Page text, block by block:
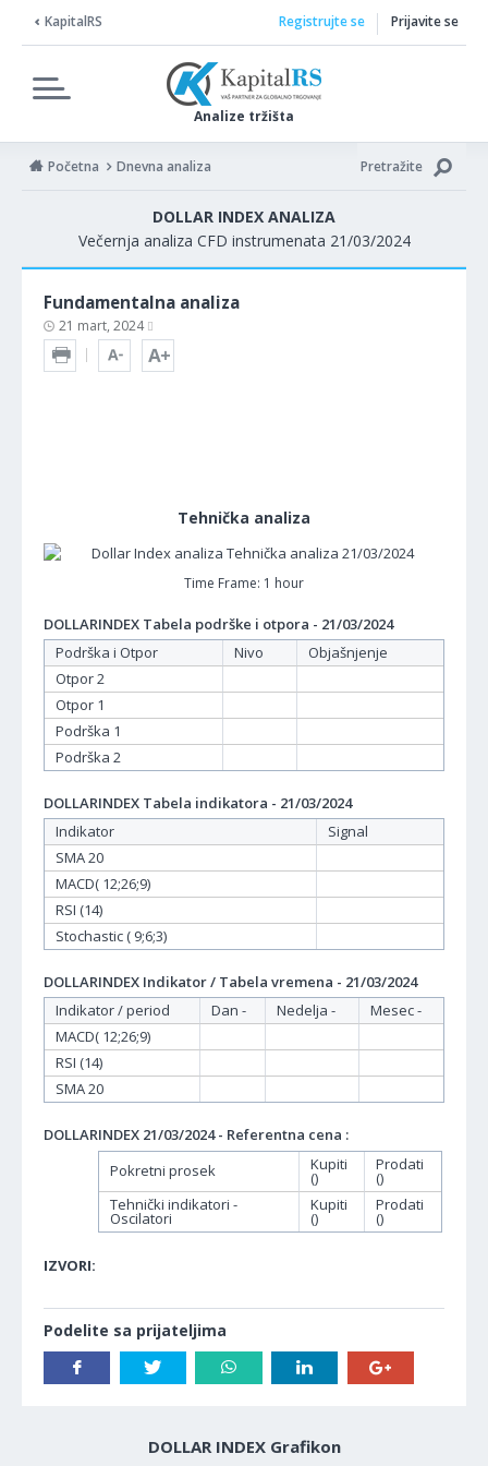
KapitalRS
Analize tržišta
Registrujte se Prijavite se
Početna Dnevna analiza Pretražite
DOLLAR INDEX ANALIZA
Večernja analiza CFD instrumenata 21/03/2024
Fundamentalna analiza
21 mart, 2024
Tehnička analiza
Time Frame: 1 hour
DOLLARINDEX Tabela podrške i otpora - 21/03/2024
Podrška i Otpor
Nivo
Objašnjenje
Otpor 2
Otpor 1
Podrška 1
Podrška 2
DOLLARINDEX Tabela indikatora - 21/03/2024
Indikator
Signal
SMA 20
MACD( 12;26;9)
RSI (14)
Stochastic ( 9;6;3)
DOLLARINDEX Indikator / Tabela vremena - 21/03/2024
Indikator / period
Dan - Nedelja -
Mesec -
MACD( 12;26;9)
RSI (14)
SMA 20
DOLLARINDEX 21/03/2024 - Referentna cena :
Pokretni prosek
Kupiti
()
Prodati
()
Tehnički indikatori -
Oscilatori
Kupiti
()
Prodati
()
IZVORI:
Podelite sa prijateljima
DOLLAR INDEX Grafikon